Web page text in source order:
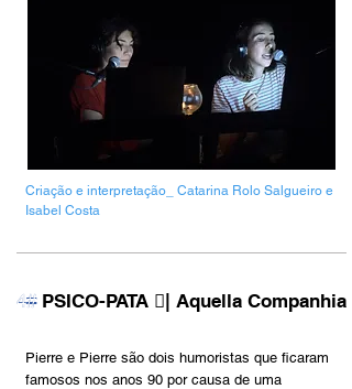
Criação e interpretação_ Catarina Rolo Salgueiro e
Isabel Costa
4# PSICO-PATA ︎︎︎| Aquella Companhia
Pierre e Pierre são dois humoristas que ficaram
famosos nos anos 90 por causa de uma